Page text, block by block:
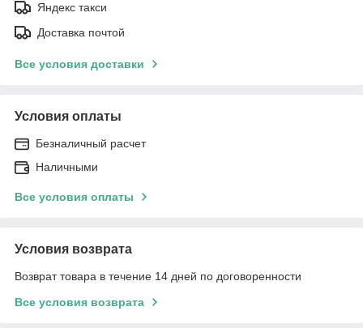
Яндекс такси
Доставка почтой
Все условия доставки
Условия оплаты
Безналичный расчет
Наличными
Все условия оплаты
Условия возврата
Возврат товара в течение 14 дней по договоренности
Все условия возврата